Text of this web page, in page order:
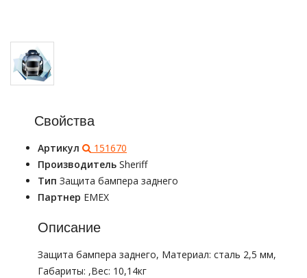
Свойства
Артикул
151670
Производитель Sheriff
Тип Защита бампера заднего
Партнер EMEX
Описание
Защита бампера заднего, Материал: сталь 2,5 мм,
Габариты: ,Вес: 10,14кг